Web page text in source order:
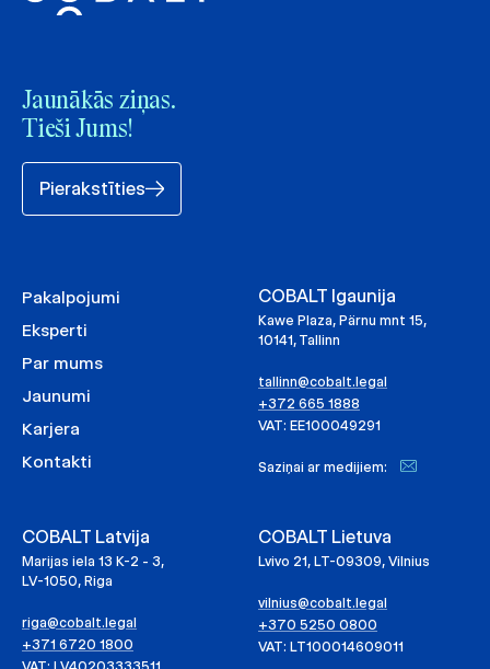
Jaunākās ziņas.
Tieši Jums!
Pierakstīties
Pakalpojumi
Eksperti
Par mums
Jaunumi
Karjera
Kontakti
COBALT Igaunija
Kawe Plaza, Pärnu mnt 15,
10141, Tallinn
tallinn@cobalt.legal
+372 665 1888
VAT: EE100049291
Saziņai ar medijiem:
COBALT Latvija
Marijas iela 13 K-2 - 3,
LV-1050, Riga
riga@cobalt.legal
+371 6720 1800
COBALT Lietuva
Lvivo 21, LT-09309, Vilnius
vilnius@cobalt.legal
+370 5250 0800
VAT: LT100014609011